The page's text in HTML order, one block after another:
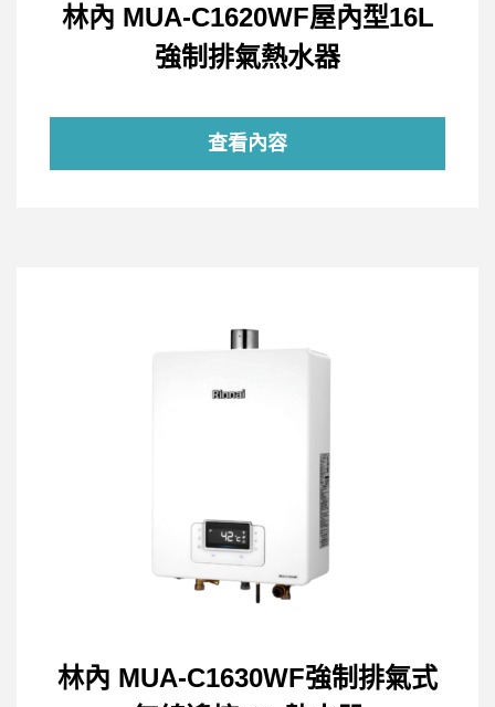
林內 MUA-C1620WF屋內型16L
強制排氣熱水器
查看內容
林內 MUA-C1630WF強制排氣式